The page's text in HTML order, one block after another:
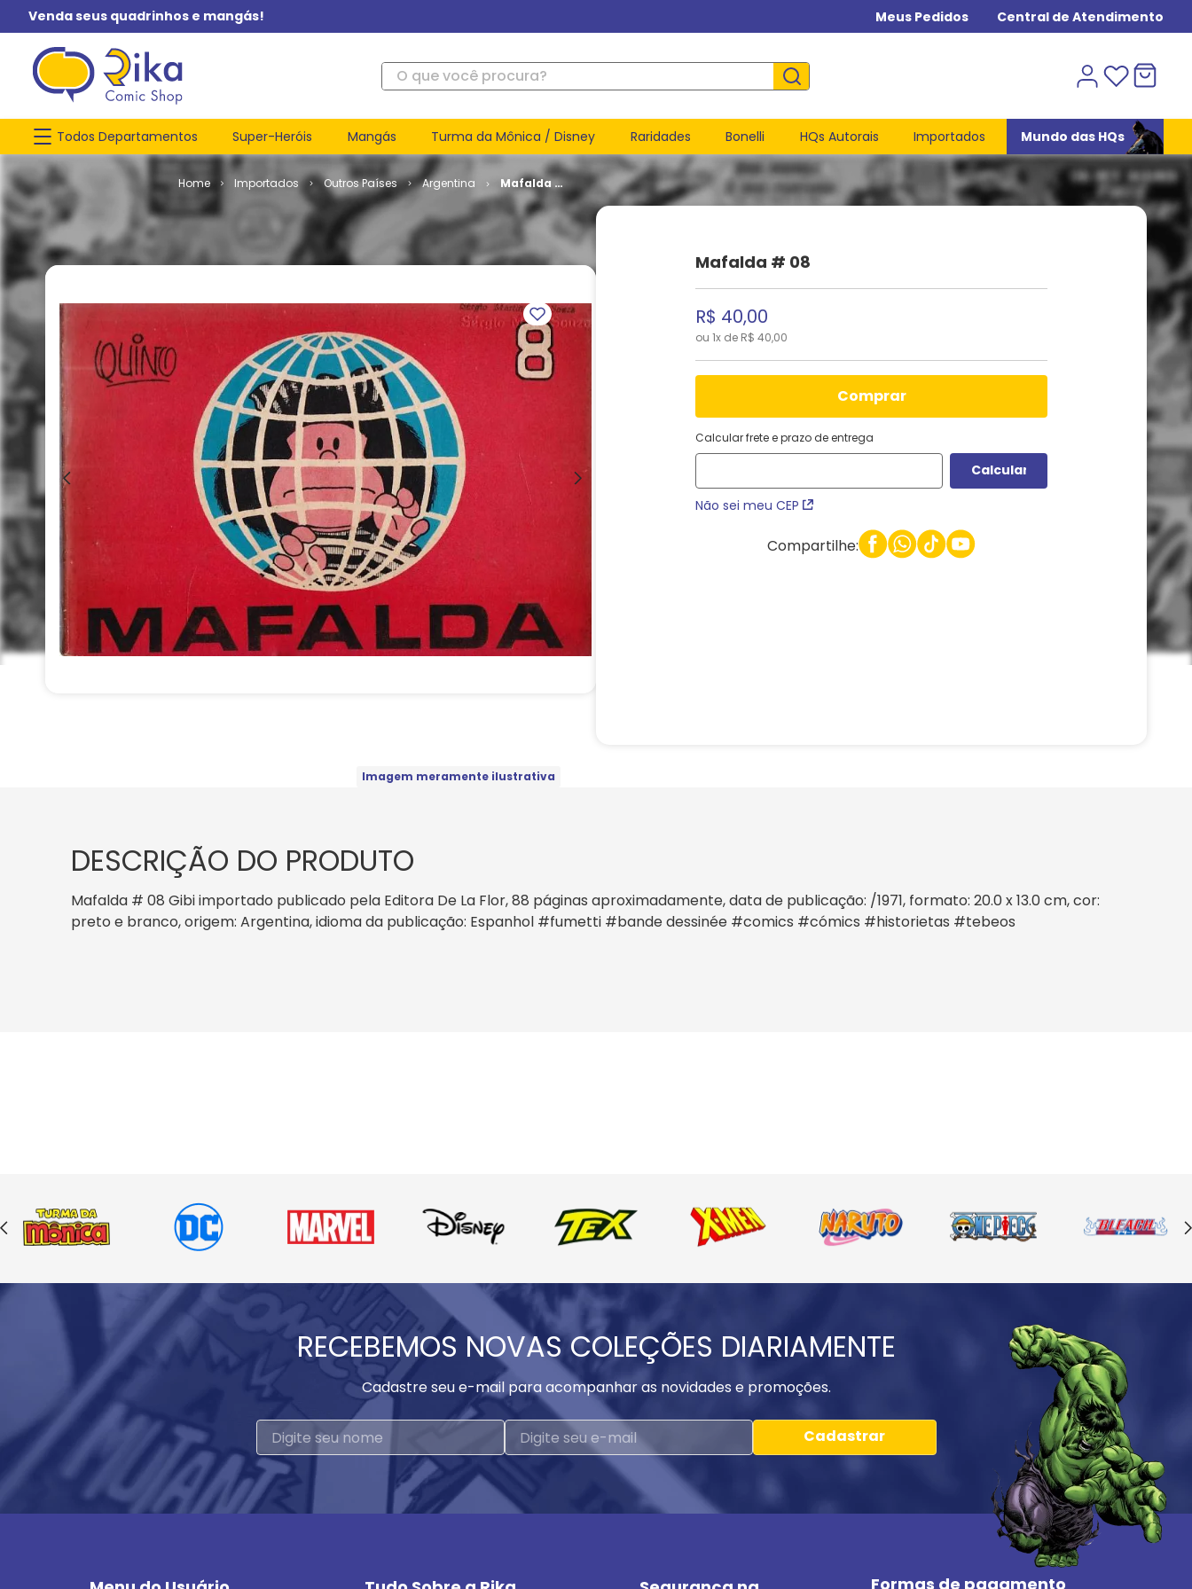
Venda seus quadrinhos e mangás! Meus Pedidos Central de Atendimento
O que você procura?
Todos Departamentos Super-Heróis Mangás Turma da Mônica / Disney Raridades Bonelli HQs Autorais Importados Mundo das HQs
Importados Outros Países Argentina
Mafalda #
08
Imagem meramente ilustrativa
Mafalda # 08
R$ 40,00
ou 1x de R$ 40,00
comprar
Calcular frete e prazo de entrega
Não sei meu CEP
Compartilhe:
DESCRIÇÃO DO PRODUTO
Mafalda # 08 Gibi importado publicado pela Editora De La Flor, 88 páginas aproximadamente, data de publicação: /1971, formato: 20.0 x 13.0 cm, cor:
preto e branco, origem: Argentina, idioma da publicação: Espanhol #fumetti #bande dessinée #comics #cómics #historietas #tebeos
RECEBEMOS NOVAS COLEÇÕES DIARIAMENTE
Cadastre seu e-mail para acompanhar as novidades e promoções.
Cadastrar
Formas de pagamento